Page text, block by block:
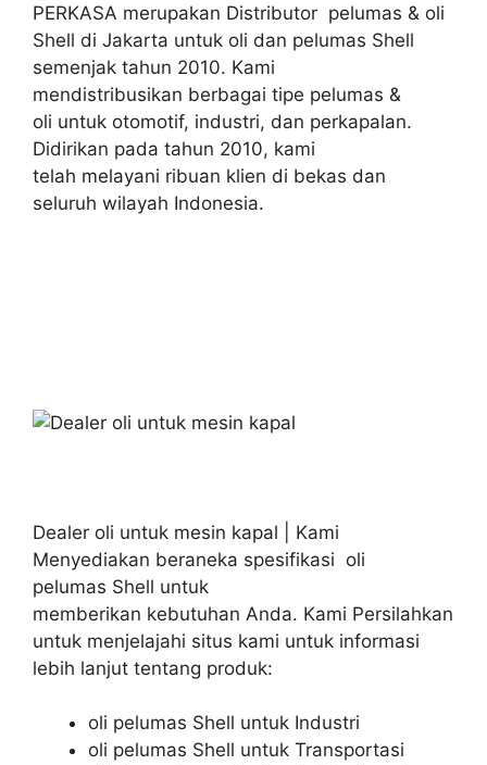
PERKASA merupakan Distributor pelumas & oli
Shell di Jakarta untuk oli dan pelumas Shell
semenjak tahun 2010. Kami
mendistribusikan berbagai tipe pelumas &
oli untuk otomotif, industri, dan perkapalan.
Didirikan pada tahun 2010, kami
telah melayani ribuan klien di bekas dan
seluruh wilayah Indonesia.
Dealer oli untuk mesin kapal | Kami
Menyediakan beraneka spesifikasi oli
pelumas Shell untuk
memberikan kebutuhan Anda. Kami Persilahkan
untuk menjelajahi situs kami untuk informasi
lebih lanjut tentang produk:
oli pelumas Shell untuk Industri
oli pelumas Shell untuk Transportasi